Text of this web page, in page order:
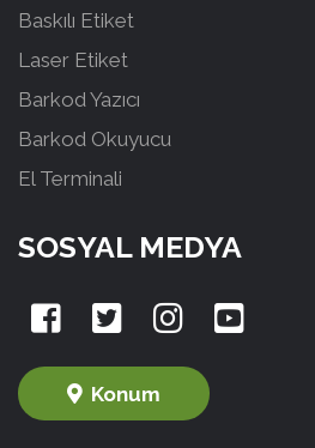
Baskılı Etiket
Laser Etiket
Barkod Yazıcı
Barkod Okuyucu
El Terminali
SOSYAL MEDYA
Konum